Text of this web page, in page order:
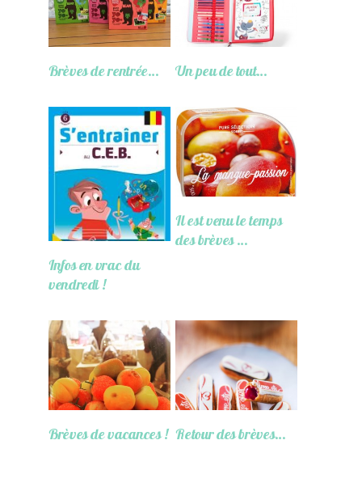
Brèves de rentrée… Un peu de tout…
Infos en vrac du
vendredi !
Il est venu le temps
des brèves …
Brèves de vacances ! Retour des brèves…